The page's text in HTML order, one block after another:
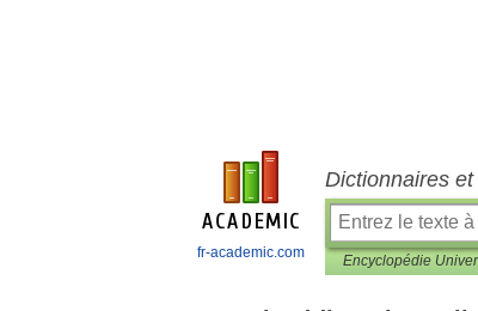
fr-academic.com
Dictionnaires